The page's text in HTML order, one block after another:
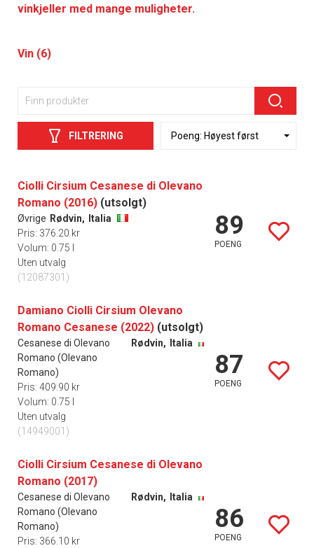
vinkjeller med mange muligheter.
Vin (6)
FILTRERING
Ciolli Cirsium Cesanese di Olevano
Romano (2016) (utsolgt)
Øvrige Rødvin,
Italia
Pris: 376.20 kr
Volum: 0.75 l
Uten utvalg
(12087301)
89
POENG
Damiano Ciolli Cirsium Olevano
Romano Cesanese (2022) (utsolgt)
Cesanese di Olevano
Romano (Olevano
Romano)
Rødvin, Italia
Pris: 409.90 kr
Volum: 0.75 l
Uten utvalg
(14949001)
87
POENG
Ciolli Cirsium Cesanese di Olevano
Romano (2017)
Cesanese di Olevano
Romano (Olevano
Romano)
Rødvin, Italia
Pris: 366.10 kr
86
POENG